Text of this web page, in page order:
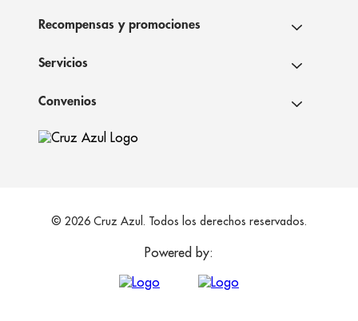
Recompensas y promociones
Servicios
Convenios
© 2026 Cruz Azul. Todos los derechos reservados.
Powered by: